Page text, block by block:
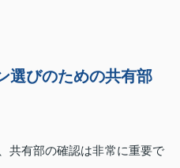
選びのための共有部
共有部の確認は非常に重要で